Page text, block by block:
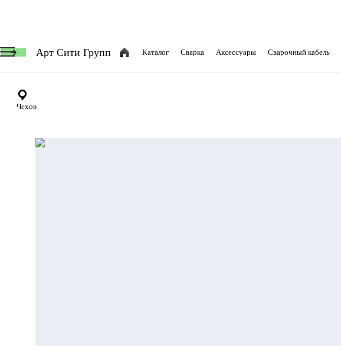
Каталог Сварка Аксессуары Сварочный кабель
Арт Сити Групп
Чехов